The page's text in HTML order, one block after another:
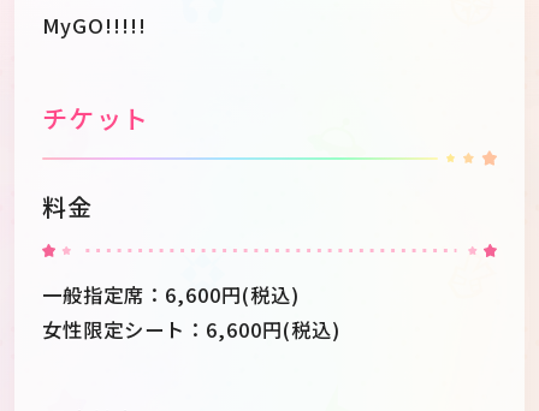
MyGO!!!!!
チケット
料金
一般指定席：6,600円(税込)
女性限定シート：6,600円(税込)